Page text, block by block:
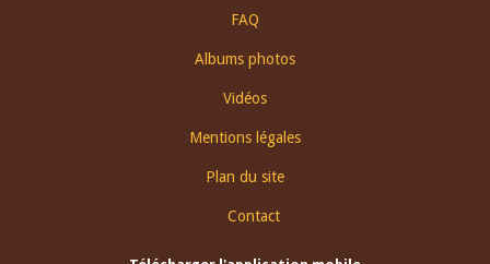
FAQ
Albums photos
Vidéos
Mentions légales
Plan du site
Contact